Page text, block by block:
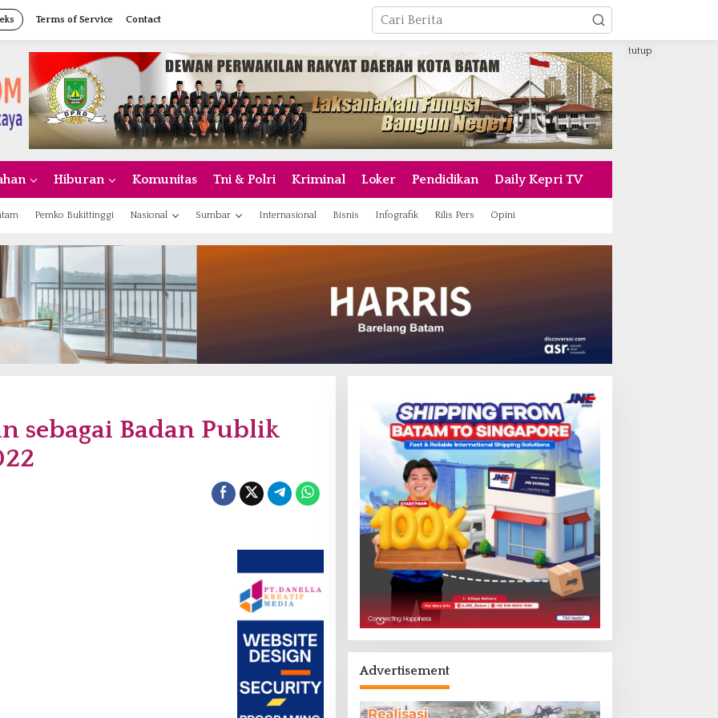
Terms of Service Contact
Hiburan Komunitas Tni & Polri Kriminal Loker Pendidikan Daily Kepri TV
Pemko Bukittinggi Nasional Sumbar Internasional Bisnis Infografik Rilis Pers Opini
tutup
sebagai Badan Publik
Advertisement